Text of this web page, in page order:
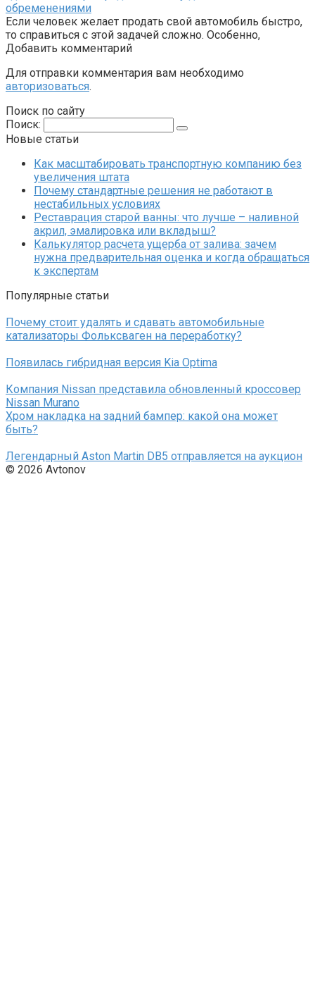
обременениями
Если человек желает продать свой автомобиль быстро,
то справиться с этой задачей сложно. Особенно,
Добавить комментарий
Для отправки комментария вам необходимо
авторизоваться.
Поиск по сайту
Поиск:
Новые статьи
Как масштабировать транспортную компанию без
увеличения штата
Почему стандартные решения не работают в
нестабильных условиях
Реставрация старой ванны: что лучше – наливной
акрил, эмалировка или вкладыш?
Калькулятор расчета ущерба от залива: зачем
нужна предварительная оценка и когда обращаться
к экспертам
Популярные статьи
Почему стоит удалять и сдавать автомобильные
катализаторы Фольксваген на переработку?
Появилась гибридная версия Kia Optima
Компания Nissan представила обновленный кроссовер
Nissan Murano
Хром накладка на задний бампер: какой она может
быть?
Легендарный Aston Martin DB5 отправляется на аукцион
© 2026 Avtonov